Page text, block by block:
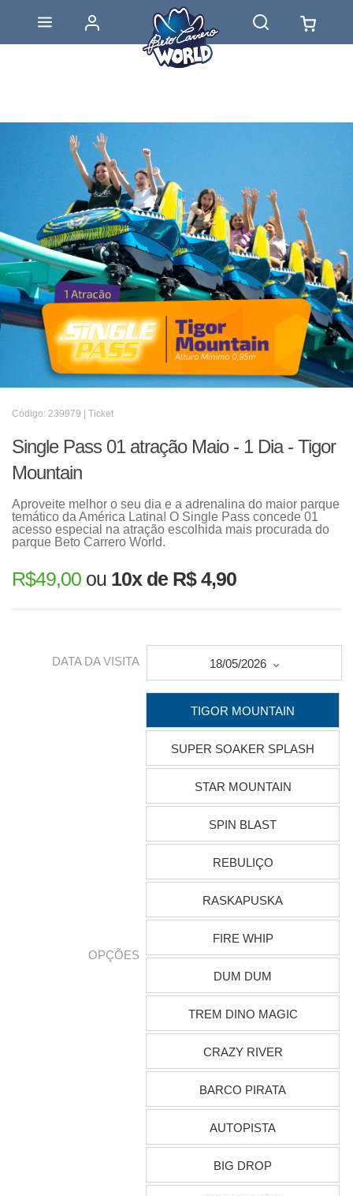
Código: 239979 | Ticket
Single Pass 01 atração Maio - 1 Dia - Tigor
Mountain
Aproveite melhor o seu dia e a adrenalina do maior parque
temático da América Latina! O Single Pass concede 01
acesso especial na atração escolhida mais procurada do
parque Beto Carrero World.
R$49,00 ou 10x de R$ 4,90
DATA DA VISITA 18/05/2026
OPÇÕES
TIGOR MOUNTAIN
SUPER SOAKER SPLASH
STAR MOUNTAIN
SPIN BLAST
REBULIÇO
RASKAPUSKA
FIRE WHIP
DUM DUM
TREM DINO MAGIC
CRAZY RIVER
BARCO PIRATA
AUTOPISTA
BIG DROP